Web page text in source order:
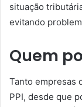
situação
evitando
Quem
Tanto empresas
PPI, desde que